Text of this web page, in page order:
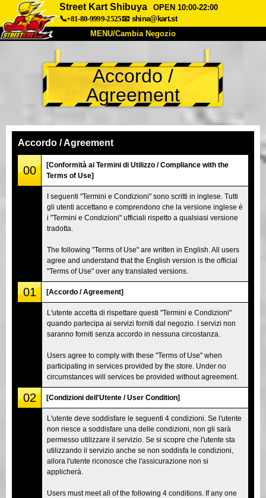
Street Kart Shibuya
OPEN 10:00-22:00
📞+81-80-9999-2525📧 shina@kart.st
MENU/Cambia Negozio
Chi Siamo Specifiche Prezzo
Accesso Recensioni FAQ
Prenotazioni
Cambia Negozio
Tokyo Shinagawa
Tokyo Akihabara#2
Tokyo Shibuya Annex Tokyo Bay
Tokyo Asakusa Osaka
Accordo /
Agreement
Accordo / Agreement
00
[Conformità ai Termini di Utilizzo / Compliance with the
Terms of Use]
I seguenti "Termini e Condizioni" sono scritti in inglese. Tutti
gli utenti accettano e comprendono che la versione inglese è
i "Termini e Condizioni" ufficiali rispetto a qualsiasi versione
tradotta.
The following "Terms of Use" are written in English. All users
agree and understand that the English version is the official
"Terms of Use" over any translated versions.
01 [Accordo / Agreement]
L'utente accetta di rispettare questi "Termini e Condizioni"
quando partecipa ai servizi forniti dal negozio. I servizi non
saranno forniti senza accordo in nessuna circostanza.
Users agree to comply with these "Terms of Use" when
participating in services provided by the store. Under no
circumstances will services be provided without agreement.
02 [Condizioni dell'Utente / User Condition]
L'utente deve soddisfare le seguenti 4 condizioni. Se l'utente
non riesce a soddisfare una delle condizioni, non gli sarà
permesso utilizzare il servizio. Se si scopre che l'utente sta
utilizzando il servizio anche se non soddisfa le condizioni,
allora l'utente riconosce che l'assicurazione non si
applicherà.
Users must meet all of the following 4 conditions. If any one